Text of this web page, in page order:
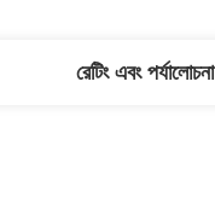
রেটিং এবং পর্যালোচনা